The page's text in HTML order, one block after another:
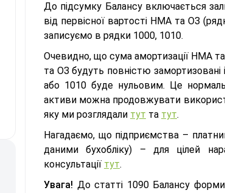
До підсумку Балансу включається
від первісної вартості НМА та ОЗ
записуємо в рядки 1000, 1010.
Очевидно, що сума амортизації НМА
та ОЗ будуть повністю замортизовані
або 1010 буде нульовим. Це
активи можна продовжувати
яку ми розглядали тут та тут.
Нагадаємо, що підприємства –
даними бухобліку) – для цілей
консультації тут.
Увага! До статті 1090 Балансу